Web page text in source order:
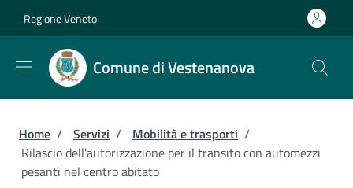
Regione Veneto
Comune di Vestenanova
Briciole di pane
Home / Servizi / Mobilità e trasporti /
Rilascio dell'autorizzazione per il transito con automezzi
pesanti nel centro abitato